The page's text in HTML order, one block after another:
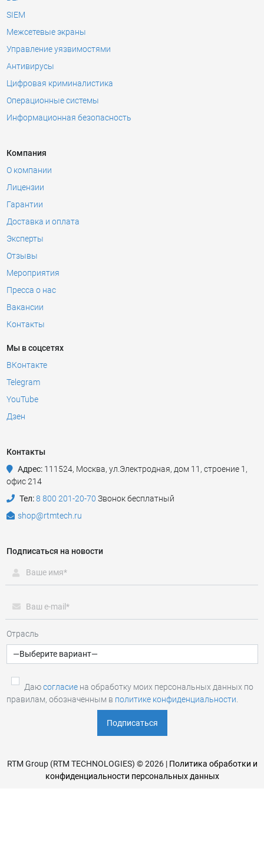
SIEM
Межсетевые экраны
Управление уязвимостями
Антивирусы
Цифровая криминалистика
Операционные системы
Информационная безопасность
Компания
О компании
Лицензии
Гарантии
Доставка и оплата
Эксперты
Отзывы
Мероприятия
Пресса о нас
Вакансии
Контакты
Мы в соцсетях
ВКонтакте
Telegram
YouTube
Дзен
Контакты
Адрес: 111524, Москва, ул.Электродная, дом 11, строение 1,
офис 214
Тел:8 800 201-20-70 Звонок бесплатный
shop@rtmtech.ru
Подписаться на новости
Отрасль
Даюсогласиена обработку моих персональных данных по
правилам, обозначенным в политике конфиденциальности.
RTM Group (RTM TECHNOLOGIES) © 2026 | Политика обработки и
конфиденциальности персональных данных